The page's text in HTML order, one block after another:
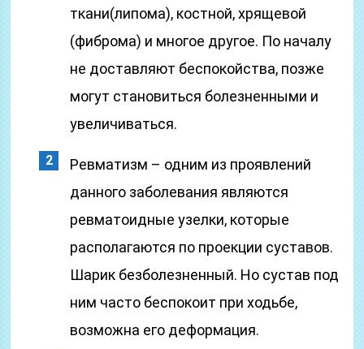
ткани(липома), костной, хрящевой
(фиброма) и многое другое. По началу
не доставляют беспокойства, позже
могут становиться болезненными и
увеличиваться.
Ревматизм – одним из проявлений
данного заболевания являются
ревматоидные узелки, которые
располагаются по проекции суставов.
Шарик безболезненный. Но сустав под
ним часто беспокоит при ходьбе,
возможна его деформация.